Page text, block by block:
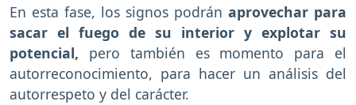
En esta fase, los signos podrán aprovechar para
sacar el fuego de su interior y explotar su
potencial, pero también es momento para el
autorreconocimiento, para hacer un análisis del
autorrespeto y del carácter.